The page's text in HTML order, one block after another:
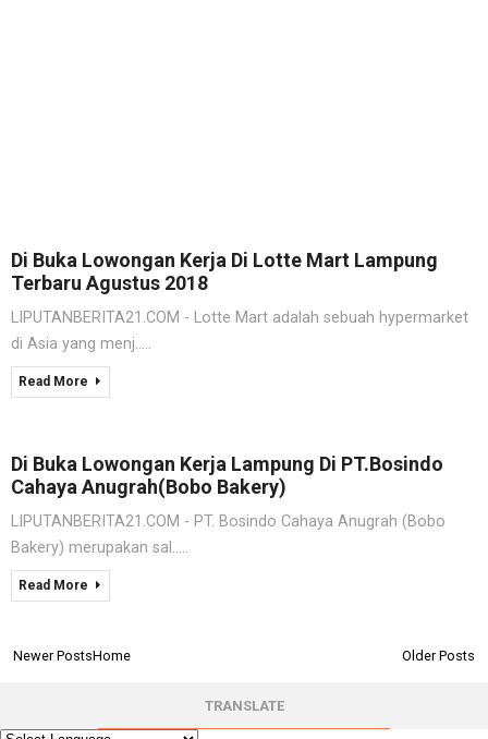
Di Buka Lowongan Kerja Di Lotte Mart Lampung
Terbaru Agustus 2018
LIPUTANBERITA21.COM - Lotte Mart adalah sebuah hypermarket
di Asia yang menj.....
Read More
Di Buka Lowongan Kerja Lampung Di PT.Bosindo
Cahaya Anugrah(Bobo Bakery)
LIPUTANBERITA21.COM - PT. Bosindo Cahaya Anugrah (Bobo
Bakery) merupakan sal.....
Read More
Newer Posts Older Posts
Home
TRANSLATE